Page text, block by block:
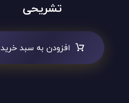
تشریحی
افزودن به سبد خرید